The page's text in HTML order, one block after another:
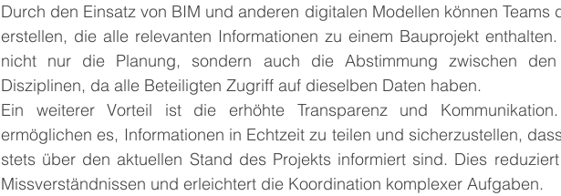
Durch den Einsatz von BIM und anderen digitalen Modellen können Teams
erstellen, die alle relevanten Informationen zu einem Bauprojekt
nicht nur die Planung, sondern auch die Abstimmung zwischen den
Disziplinen, da alle Beteiligten Zugriff auf dieselben Daten haben.
Ein weiterer Vorteil ist die erhöhte Transparenz und
ermöglichen es, Informationen in Echtzeit zu teilen und sicherzustellen,
stets über den aktuellen Stand des Projekts informiert sind. Dies
Missverständnissen und erleichtert die Koordination komplexer Aufgaben.